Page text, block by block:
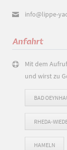
info@lippe-
Anfahrt
Mit dem
und wirst zu
BAD
RHEDA-
HAMELN